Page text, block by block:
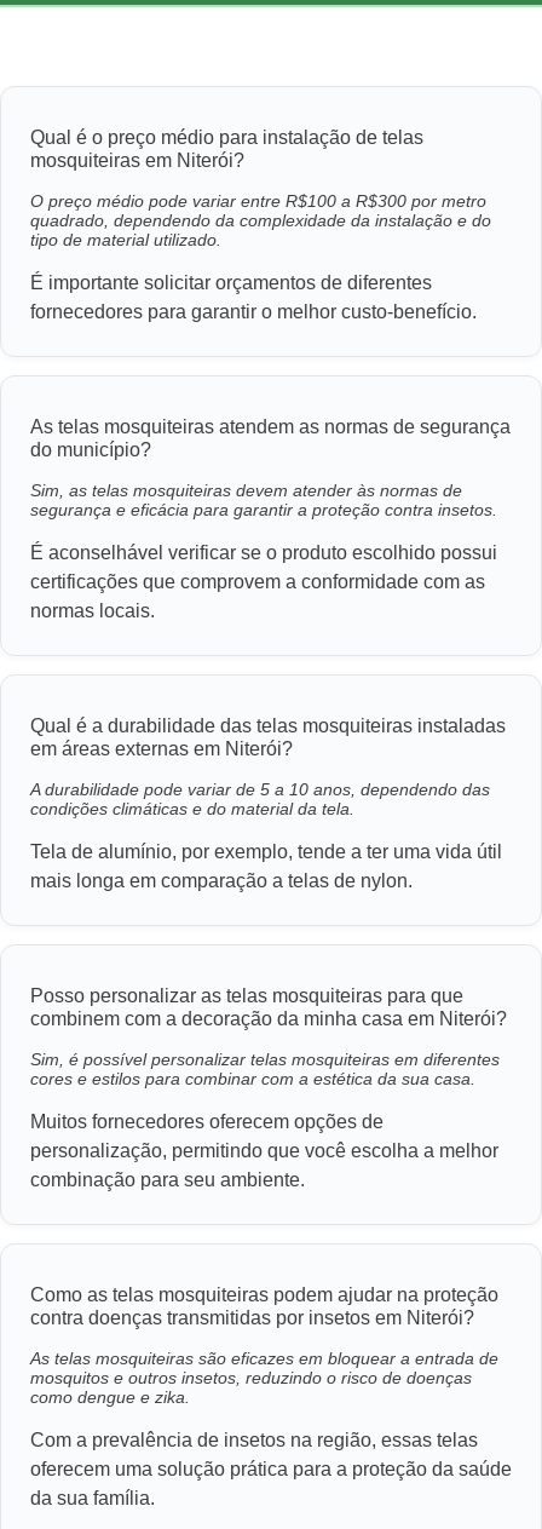
Qual é o preço médio para instalação de telas
mosquiteiras em Niterói?
O preço médio pode variar entre R$100 a R$300 por metro
quadrado, dependendo da complexidade da instalação e do
tipo de material utilizado.
É importante solicitar orçamentos de diferentes
fornecedores para garantir o melhor custo-benefício.
As telas mosquiteiras atendem as normas de segurança
do município?
Sim, as telas mosquiteiras devem atender às normas de
segurança e eficácia para garantir a proteção contra insetos.
É aconselhável verificar se o produto escolhido possui
certificações que comprovem a conformidade com as
normas locais.
Qual é a durabilidade das telas mosquiteiras instaladas
em áreas externas em Niterói?
A durabilidade pode variar de 5 a 10 anos, dependendo das
condições climáticas e do material da tela.
Tela de alumínio, por exemplo, tende a ter uma vida útil
mais longa em comparação a telas de nylon.
Posso personalizar as telas mosquiteiras para que
combinem com a decoração da minha casa em Niterói?
Sim, é possível personalizar telas mosquiteiras em diferentes
cores e estilos para combinar com a estética da sua casa.
Muitos fornecedores oferecem opções de
personalização, permitindo que você escolha a melhor
combinação para seu ambiente.
Como as telas mosquiteiras podem ajudar na proteção
contra doenças transmitidas por insetos em Niterói?
As telas mosquiteiras são eficazes em bloquear a entrada de
mosquitos e outros insetos, reduzindo o risco de doenças
como dengue e zika.
Com a prevalência de insetos na região, essas telas
oferecem uma solução prática para a proteção da saúde
da sua família.